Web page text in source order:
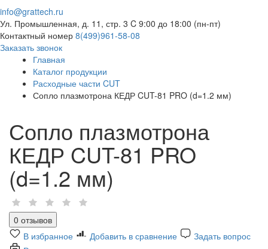
info@grattech.ru
Ул. Промышленная, д. 11, стр. 3 C 9:00 до 18:00 (пн-пт)
Контактный номер 8(499)961-58-08
Заказать звонок
Главная
Каталог продукции
Расходные части CUT
Сопло плазмотрона КЕДР CUT-81 PRO (d=1.2 мм)
Сопло плазмотрона
КЕДР CUT-81 PRO
(d=1.2 мм)
0 отзывов
В избранное
Добавить в сравнение
Задать вопрос